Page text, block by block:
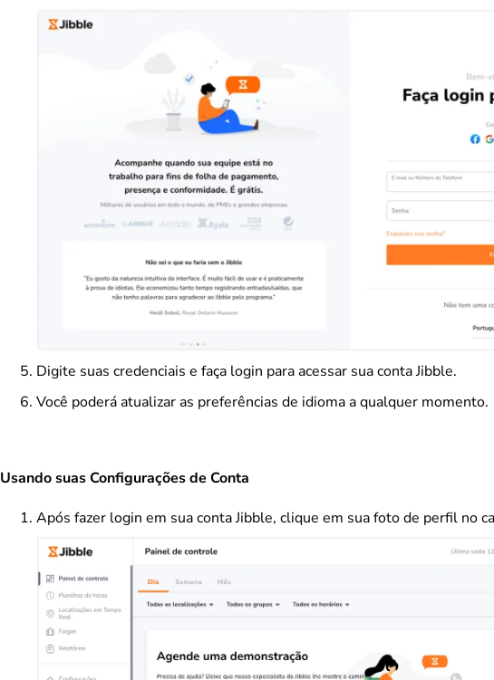
Digite suas credenciais e faça login para acessar sua conta Jibble.
Você poderá atualizar as preferências de idioma a qualquer momento.
Usando suas Configurações de Conta
Após fazer login em sua conta Jibble, clique em sua foto de perfil no